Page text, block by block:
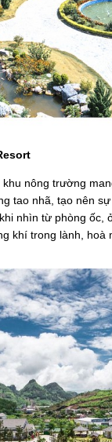
nông trường
tao nhã, tạo nên
nhìn từ phòng ốc,
khí trong lành,